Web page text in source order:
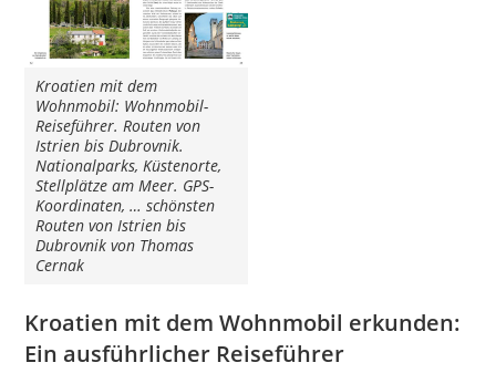
Kroatien mit dem
Wohnmobil: Wohnmobil-
Reiseführer. Routen von
Istrien bis Dubrovnik.
Nationalparks, Küstenorte,
Stellplätze am Meer. GPS-
Koordinaten, … schönsten
Routen von Istrien bis
Dubrovnik von Thomas
Cernak
Kroatien mit dem Wohnmobil erkunden:
Ein ausführlicher Reiseführer